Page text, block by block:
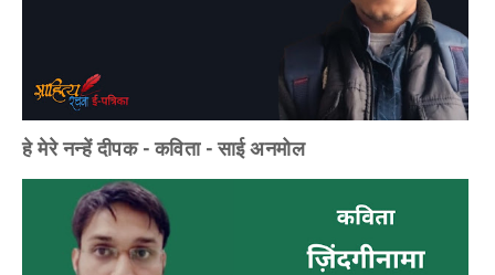
हे मेरे नन्हें दीपक - कविता - साई अनमोल